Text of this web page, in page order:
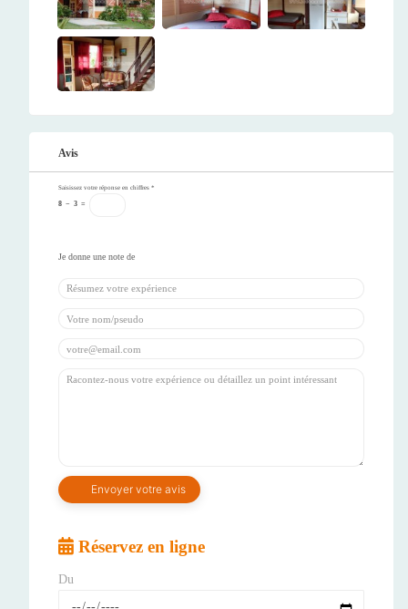
Avis
Saisissez votre réponse en chiffres *
8 − 3 =
Réservez en ligne
Du